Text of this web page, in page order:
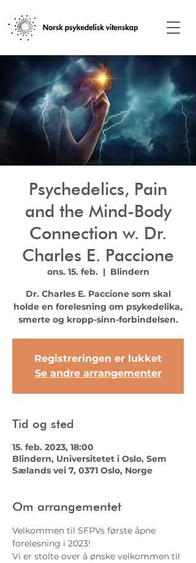
Psychedelics, Pain
and the Mind-Body
Connection w. Dr.
Charles E. Paccione
ons. 15. feb.
  |
Blindern
Dr. Charles E. Paccione som skal
holde en forelesning om psykedelika,
smerte og kropp-sinn-forbindelsen.
Registreringen er lukket
Se andre arrangementer
Tid og sted
15. feb. 2023, 18:00
Blindern, Universitetet i Oslo, Sem
Sælands vei 7, 0371 Oslo, Norge
Om arrangementet
Velkommen til SFPVs første åpne
forelesning i 2023!
Vi er stolte over å ønske velkommen til